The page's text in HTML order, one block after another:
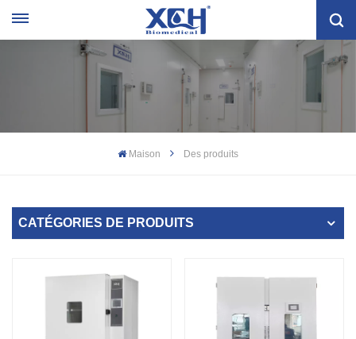
Maison Des produits
CATÉGORIES DE PRODUITS